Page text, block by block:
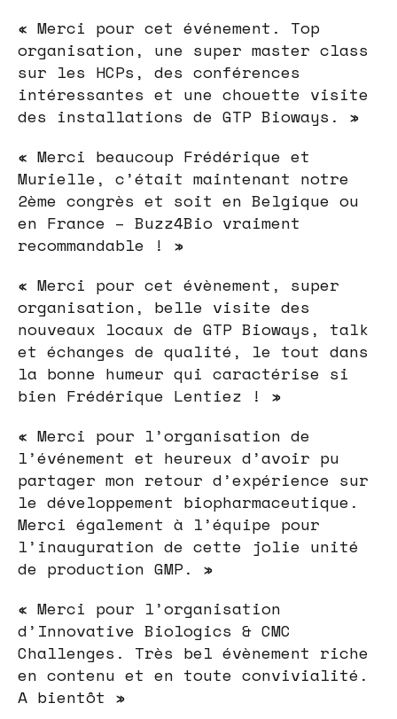
« Merci pour cet événement. Top
organisation, une super master class
sur les HCPs, des conférences
intéressantes et une chouette visite
des installations de GTP Bioways. »
« Merci beaucoup Frédérique et
Murielle, c’était maintenant notre
2ème congrès et soit en Belgique ou
en France – Buzz4Bio vraiment
recommandable ! »
« Merci pour cet évènement, super
organisation, belle visite des
nouveaux locaux de GTP Bioways, talk
et échanges de qualité, le tout dans
la bonne humeur qui caractérise si
bien Frédérique Lentiez ! »
« Merci pour l’organisation de
l’événement et heureux d’avoir pu
partager mon retour d’expérience sur
le développement biopharmaceutique.
Merci également à l’équipe pour
l’inauguration de cette jolie unité
de production GMP. »
« Merci pour l’organisation
d’Innovative Biologics & CMC
Challenges. Très bel évènement riche
en contenu et en toute convivialité.
A bientôt »